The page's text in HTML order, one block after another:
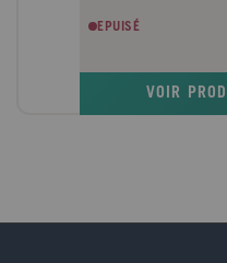
dessin, un modèle
réalisation. Une activité
EPUISÉ
VOIR